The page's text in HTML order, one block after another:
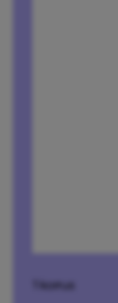
1 korrus